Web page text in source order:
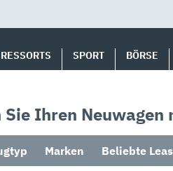
RESSORTS SPORT BÖRSE
Sie Ihren
Marken Beliebte